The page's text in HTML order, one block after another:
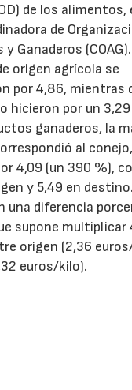
de los alimentos,
de
Ganaderos
origen agrícola se
por 4,86, mientras
hicieron por un
ganaderos, la
al
4,09 (un 390 %),
y 5,49 en
una diferencia
supone multiplicar
origen (2,36
euros/kilo).